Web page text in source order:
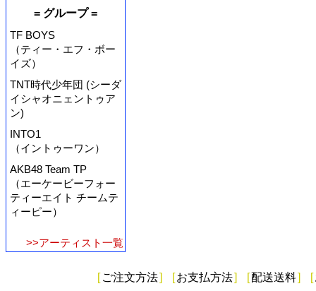
= グループ =
TF BOYS
（ティー・エフ・ボー
イズ）
TNT時代少年団 (シーダ
イシャオニェントゥア
ン)
INTO1
（イントゥーワン）
AKB48 Team TP
（エーケービーフォー
ティーエイト チームテ
ィーピー）
>>アーティスト一覧
[ ご注文方法] [お支払方法] [配送送料] [